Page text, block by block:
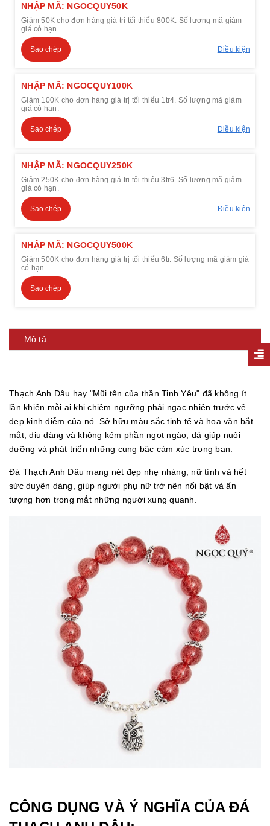
NHẬP MÃ: NGOCQUY50K
Giảm 50K cho đơn hàng giá trị tối thiểu 800K. Số lượng mã giảm
giá có hạn.
Sao chép Điều kiện
NHẬP MÃ: NGOCQUY100K
Giảm 100K cho đơn hàng giá trị tối thiểu 1tr4. Số lượng mã giảm
giá có hạn.
Sao chép Điều kiện
NHẬP MÃ: NGOCQUY250K
Giảm 250K cho đơn hàng giá trị tối thiểu 3tr6. Số lượng mã giảm
giá có hạn.
Sao chép Điều kiện
NHẬP MÃ: NGOCQUY500K
Giảm 500K cho đơn hàng giá trị tối thiểu 6tr. Số lượng mã giảm giá
có hạn.
Sao chép
Mô tả
Thạch Anh Dâu hay "Mũi tên của thần Tinh Yêu" đã không ít
lần khiến mỗi ai khi chiêm ngưỡng phải ngạc nhiên trước vẻ
đẹp kinh diễm của nó. Sở hữu màu sắc tinh tế và hoa văn bắt
mắt, dịu dàng và không kém phần ngọt ngào, đá giúp nuôi
dưỡng và phát triển những cung bậc cảm xúc trong bạn.
Đá Thạch Anh Dâu mang nét đẹp nhẹ nhàng, nữ tính và hết
sức duyên dáng, giúp người phụ nữ trở nên nổi bật và ấn
tượng hơn trong mắt những người xung quanh.
CÔNG DỤNG VÀ Ý NGHĨA CỦA ĐÁ